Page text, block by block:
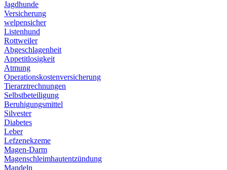
Jagdhunde
Versicherung
welpensicher
Listenhund
Rottweiler
Abgeschlagenheit
Appetitlosigkeit
Atmung
Operationskostenversicherung
Tierarztrechnungen
Selbstbeteiligung
Beruhigungsmittel
Silvester
Diabetes
Leber
Lefzenekzeme
Magen-Darm
Magenschleimhautentzündung
Mandeln